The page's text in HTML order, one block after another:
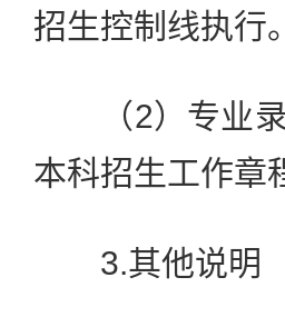
招生控制线执行。
（2）专业录
本科招生工作章
3.其他说明